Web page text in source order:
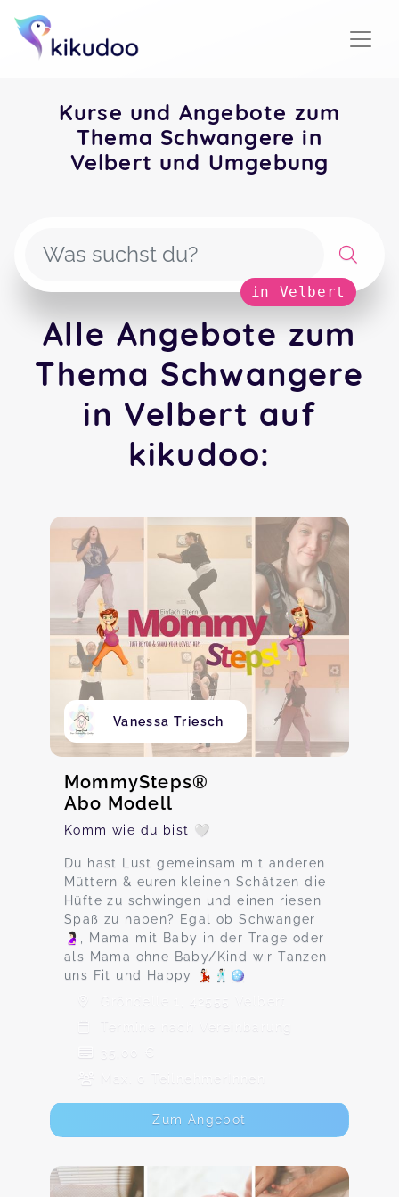
Kurse und Angebote zum
Thema Schwangere in
Velbert und Umgebung
in Velbert
Alle Angebote zum
Thema Schwangere
in Velbert auf
kikudoo:
Vanessa Triesch
MommySteps®
Abo Modell
Komm wie du bist 🤍
Du hast Lust gemeinsam mit anderen
Müttern & euren kleinen Schätzen die
Hüfte zu schwingen und einen riesen
Spaß zu haben? Egal ob Schwanger
🤰🏻, Mama mit Baby in der Trage oder
als Mama ohne Baby/Kind wir Tanzen
uns Fit und Happy 💃🏻🕺🏻🪩
Gröndelle 1, 42555 Velbert
Termine nach Vereinbarung
35,00 €
Max. 0 TeilnehmerInnen
Zum Angebot